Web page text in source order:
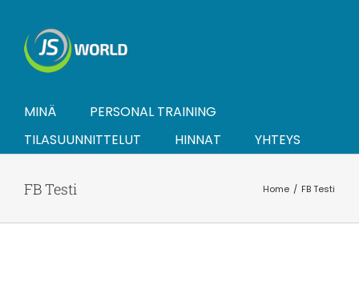
content
MINÄ
PERSONAL TRAINING
TILASUUNNITTELUT
HINNAT YHTEYS
FB Testi Home FB Testi